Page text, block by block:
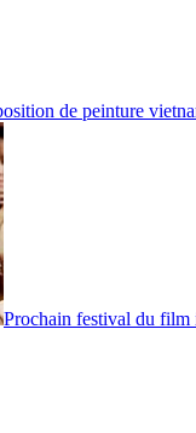
de peinture
Prochain festival du film